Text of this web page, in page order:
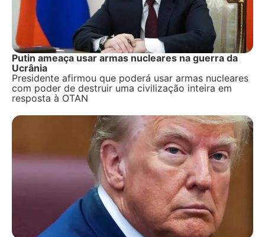
Putin ameaça usar armas nucleares na guerra da
Ucrânia
Presidente afirmou que poderá usar armas nucleares
com poder de destruir uma civilização inteira em
resposta à OTAN